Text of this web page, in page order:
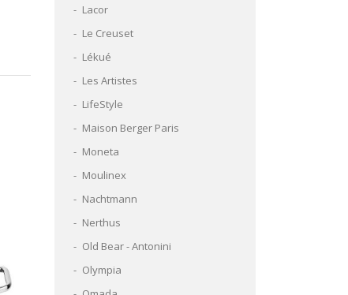
Lacor
Le Creuset
Lékué
Les Artistes
LifeStyle
Maison Berger Paris
Moneta
Moulinex
Nachtmann
Nerthus
Old Bear - Antonini
Olympia